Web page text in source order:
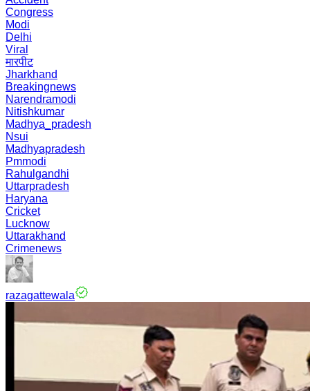
Congress
Modi
Delhi
Viral
मारपीट
Jharkhand
Breakingnews
Narendramodi
Nitishkumar
Madhya_pradesh
Nsui
Madhyapradesh
Pmmodi
Rahulgandhi
Uttarpradesh
Haryana
Cricket
Lucknow
Uttarakhand
Crimenews
razagattewala